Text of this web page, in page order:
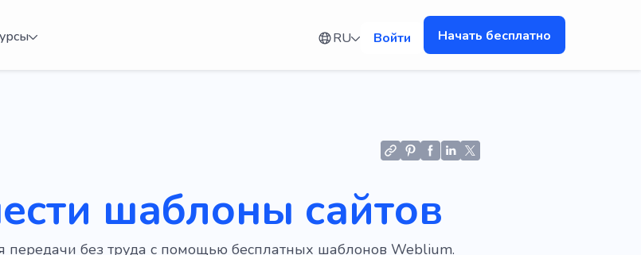
RU Войти Начать бесплатно
шаблоны сайтов
передачи без труда с помощью бесплатных шаблонов Weblium.